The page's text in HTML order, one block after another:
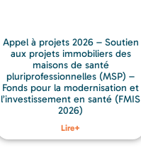
Appel à projets 2026 – Soutien
aux projets immobiliers des
maisons de santé
pluriprofessionnelles (MSP) –
Fonds pour la modernisation et
l’investissement en santé (FMIS
2026)
Lire+